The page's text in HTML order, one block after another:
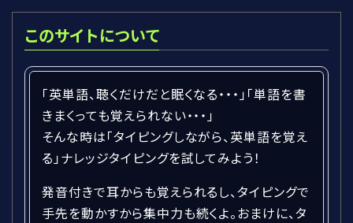
このサイトについて
「英単語、聴くだけだと眠くなる・・・」「単語を書
きまくっても覚えられない・・・」
そんな時は「タイピングしながら、英単語を覚え
る」ナレッジタイピングを試してみよう！
発音付きで耳からも覚えられるし、タイピングで
手先を動かすから集中力も続くよ。おまけに、タ